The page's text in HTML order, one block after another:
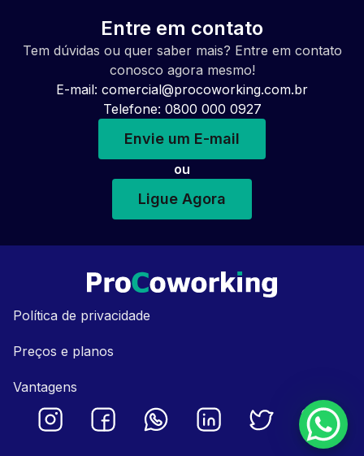
Entre em contato
Tem dúvidas ou quer saber mais? Entre em contato
conosco agora mesmo!
E-mail: comercial@procoworking.com.br
Telefone: 0800 000 0927
Envie um E-mail
ou
Ligue Agora
Política de privacidade
Preços e planos
Vantagens